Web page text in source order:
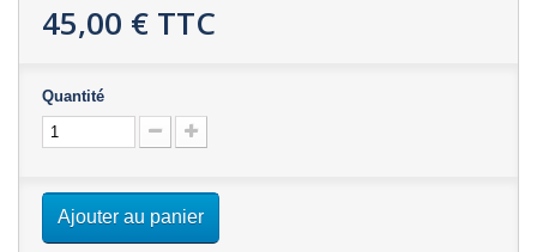
45,00 € TTC
Quantité
Ajouter au panier